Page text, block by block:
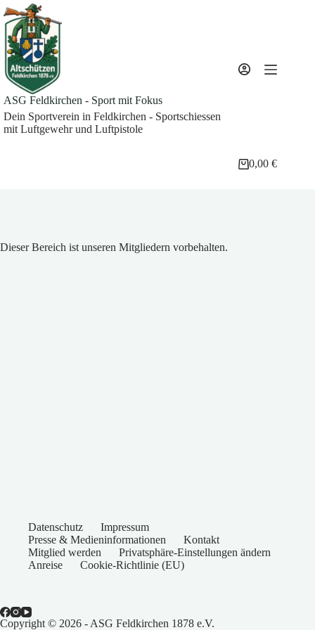
Zum
Inhalt
springen
ASG Feldkirchen - Sport mit Fokus
Dein Sportverein in Feldkirchen - Sportschiessen
mit Luftgewehr und Luftpistole
Warenkorb
0,00€
Dieser Bereich ist unseren Mitgliedern vorbehalten.
Datenschutz
Impressum
Presse & Medieninformationen
Kontakt
Mitglied werden
Privatsphäre-Einstellungen ändern
Anreise
Cookie-Richtlinie (EU)
Copyright © 2026 - ASG Feldkirchen 1878 e.V.